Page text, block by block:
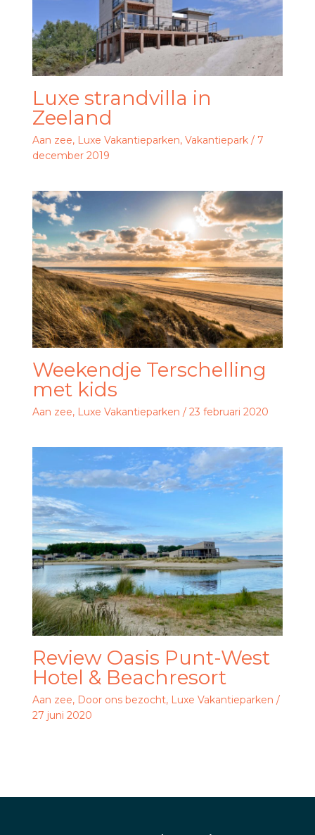
Luxe strandvilla in
Zeeland
Aan zee, Luxe Vakantieparken, Vakantiepark/ 7
december 2019
Weekendje Terschelling
met kids
Aan zee, Luxe Vakantieparken / 23 februari 2020
Review Oasis Punt-West
Hotel & Beachresort
Aan zee, Door ons bezocht, Luxe Vakantieparken /
27 juni 2020